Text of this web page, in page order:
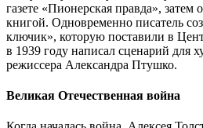
газете «Пионерская правда», затем
книгой. Одновременно писатель
ключик», которую поставили в
в 1939 году написал сценарий для
режиссера Александра Птушко.
Великая Отечественная война